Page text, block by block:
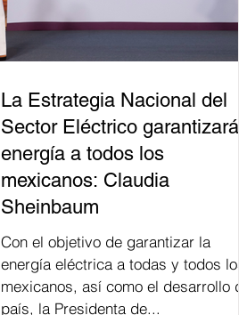
La Estrategia Nacional del
Sector Eléctrico garantizará
energía a todos los
mexicanos: Claudia
Sheinbaum
Con el objetivo de garantizar la
energía eléctrica a todas y todos los
mexicanos, así como el desarrollo del
país, la Presidenta de...